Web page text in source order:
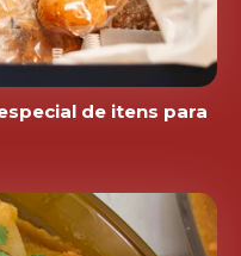
de itens para